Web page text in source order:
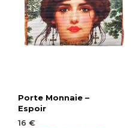
Porte Monnaie –
Espoir
16 €